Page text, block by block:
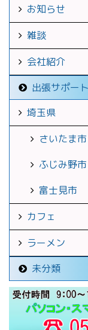
お知らせ
雑談
会社紹介
出張サポー
埼玉県
さいたま市
ふじみ野市
富士見市
カフェ
ラーメン
未分類